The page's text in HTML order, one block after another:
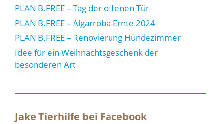
PLAN B.FREE – Tag der offenen Tür
PLAN B.FREE – Algarroba-Ernte 2024
PLAN B.FREE – Renovierung Hundezimmer
Idee für ein Weihnachtsgeschenk der
besonderen Art
Jake Tierhilfe bei Facebook